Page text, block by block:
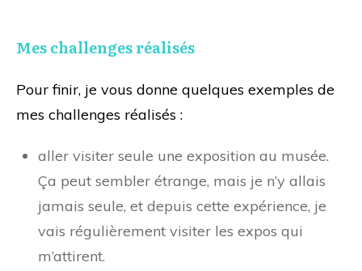
Mes challenges réalisés
Pour finir, je vous donne quelques exemples de
mes challenges réalisés :
aller visiter seule une exposition au musée.
Ça peut sembler étrange, mais je n’y allais
jamais seule, et depuis cette expérience, je
vais régulièrement visiter les expos qui
m’attirent.